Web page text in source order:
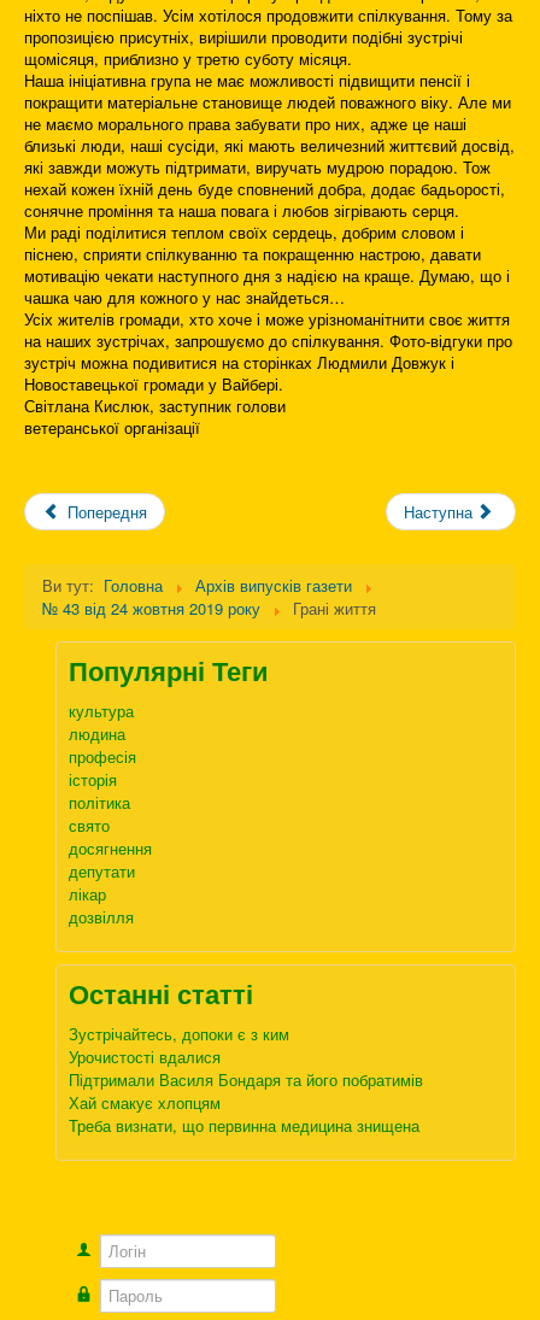
ніхто не поспішав. Усім хотілося продовжити спілкування. Тому за
пропозицією присутніх, вирішили проводити подібні зустрічі
щомісяця, приблизно у третю суботу місяця.
Наша ініціативна група не має можливості підвищити пенсії і
покращити матеріальне становище людей поважного віку. Але ми
не маємо морального права забувати про них, адже це наші
близькі люди, наші сусіди, які мають величезний життєвий досвід,
які завжди можуть підтримати, виручать мудрою порадою. Тож
нехай кожен їхній день буде сповнений добра, додає бадьорості,
сонячне проміння та наша повага і любов зігрівають серця.
Ми раді поділитися теплом своїх сердець, добрим словом і
піснею, сприяти спілкуванню та покращенню настрою, давати
мотивацію чекати наступного дня з надією на краще. Думаю, що і
чашка чаю для кожного у нас знайдеться…
Усіх жителів громади, хто хоче і може урізноманітнити своє життя
на наших зустрічах, запрошуємо до спілкування. Фото-відгуки про
зустріч можна подивитися на сторінках Людмили Довжук і
Новоставецької громади у Вайбері.
Світлана Кислюк, заступник голови
ветеранської організації
Попередня Наступна
Ви тут: Головна
Архів випусків газети
№ 43 від 24 жовтня 2019 року
Грані життя
Популярні Теги
культура
людина
професія
історія
політика
свято
досягнення
депутати
лікар
дозвілля
Останні статті
Зустрічайтесь, допоки є з ким
Урочистості вдалися
Підтримали Василя Бондаря та його побратимів
Хай смакує хлопцям
Треба визнати, що первинна медицина знищена
Логін
Пароль